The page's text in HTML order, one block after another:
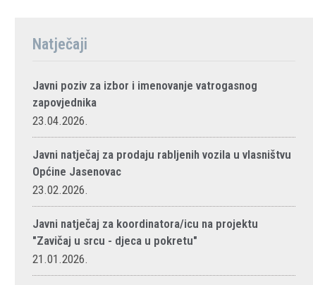
Natječaji
Javni poziv za izbor i imenovanje vatrogasnog
zapovjednika
23.04.2026.
Javni natječaj za prodaju rabljenih vozila u vlasništvu
Općine Jasenovac
23.02.2026.
Javni natječaj za koordinatora/icu na projektu
"Zavičaj u srcu - djeca u pokretu"
21.01.2026.